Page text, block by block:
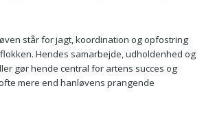
står for jagt, koordination og opfostring
Hendes samarbejde, udholdenhed og
gør hende central for artens succes og
mere end hanløvens prangende